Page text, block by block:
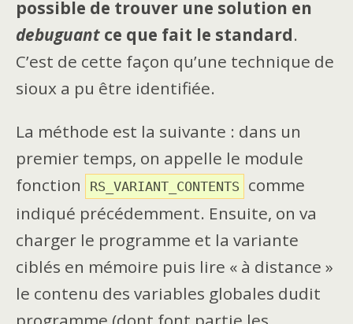
possible de trouver une solution en
debuguant ce que fait le standard.
C’est de cette façon qu’une technique de
sioux a pu être identifiée.
La méthode est la suivante : dans un
premier temps, on appelle le module
fonction
RS_VARIANT_CONTENTS
comme
indiqué précédemment. Ensuite, on va
charger le programme et la variante
ciblés en mémoire puis lire « à distance »
le contenu des variables globales dudit